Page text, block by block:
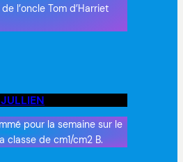
l’oncle Tom d’Harriet
pour la semaine sur le
classe de cm1/cm2 B.